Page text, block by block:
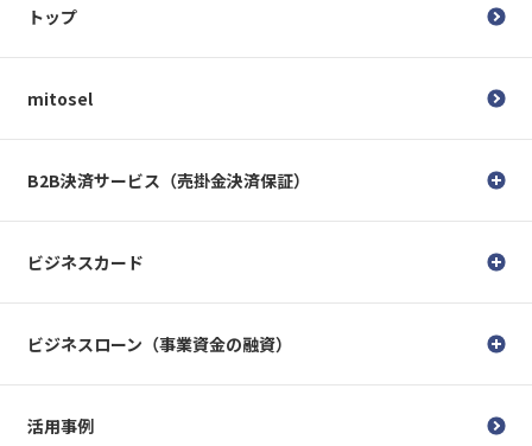
トップ
mitosel
B2B決済サービス（売掛金決済保証）
ビジネスカード
ビジネスローン（事業資金の融資）
活用事例